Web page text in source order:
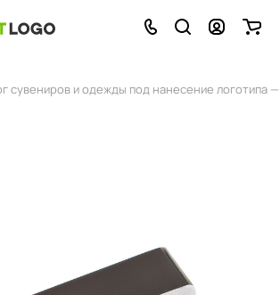
сувениров и одежды под нанесение логотипа